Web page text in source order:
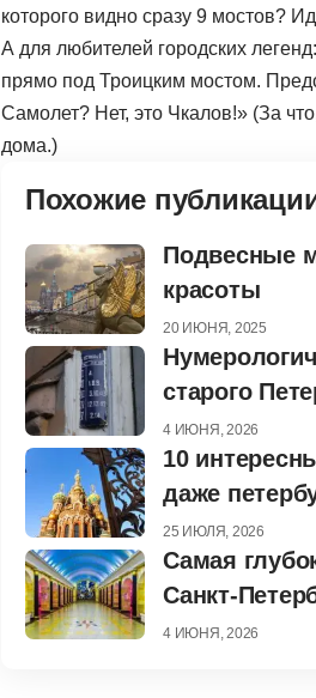
которого видно сразу 9 мостов?
А для любителей городских
прямо под Троицким мостом.
Самолет? Нет, это Чкалов!» (За
дома.)
Похожие
Подвесные
красоты
20 ИЮНЯ, 2025
старого
4 ИЮНЯ, 2026
10
даже
25 ИЮЛЯ, 2026
Самая
Санкт-
4 ИЮНЯ, 2026